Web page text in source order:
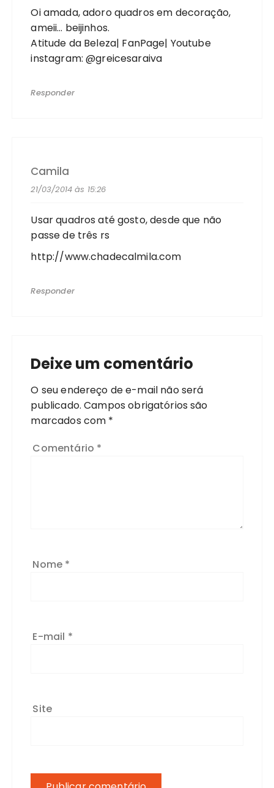
Oi amada, adoro quadros em decoração,
ameii… beijinhos.
Atitude da Beleza| FanPage| Youtube
instagram: @greicesaraiva
Responder
Camila
21/03/2014 às 15:26
Usar quadros até gosto, desde que não
passe de três rs
http://www.chadecalmila.com
Responder
Deixe um comentário
O seu endereço de e-mail não será
publicado. Campos obrigatórios são
marcados com *
Comentário *
Nome *
E-mail *
Site